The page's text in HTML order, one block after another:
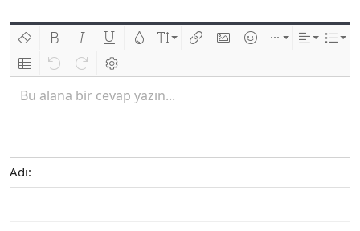
Biçimlendirmeyi kaldır
Kalın Yatık Altını çiz
Insert table
Geri alileri alBB kodunu değiştir
Bu alana bir cevap yazın...
Adı